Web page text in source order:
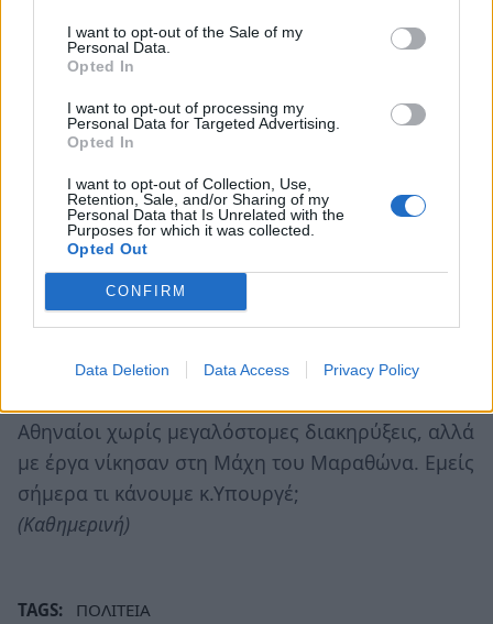
I want to opt-out of the Sale of my
Personal Data.
Opted In
I want to opt-out of processing my
Personal Data for Targeted Advertising.
Opted In
I want to opt-out of Collection, Use,
Retention, Sale, and/or Sharing of my
Personal Data that Is Unrelated with the
Purposes for which it was collected.
Opted Out
CONFIRM
Data Deletion Data Access Privacy Policy
• Πρέπει επιτέλους η πολιτική ηγεσία του
ΥΠ.ΠΟ.Τ να προχωρήσει στην άμεση πρόσληψη
ωρομίσθιου εργατικού και φυλακτικού
προσωπικού. Η ασφάλεια των αρχαιοτήτων
τουριστική περίοδος. Οφείλει επίσης να
προχωρήσει άμεσα στην ορθολογική
ανακατανομή του εξειδικευμένου επιστημονικού
προσωπικού, προκειμένου να αμβλυνθεί (και όχι
να λυθεί) το θέμα της υποστελέχωσης των
Αθηναίοι χωρίς μεγαλόστομες διακηρύξεις, αλλά
με έργα νίκησαν στη Μάχη του Μαραθώνα. Εμείς
σήμερα τι κάνουμε κ.Υπουργέ;
(Καθημερινή)
TAGS: ΠΟΛΙΤΕΙΑ